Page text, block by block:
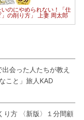
いのにやめられない！「仕
の削り方」 上妻 周太郎
出会った人たちが教え
こと」旅人KAD
り方 〈新版〉１分間顧